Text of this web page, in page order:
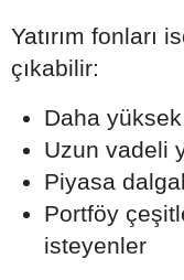
Yatırım fonları
çıkabilir:
Daha
Uzun vadeli
Piyasa
Portföy
isteyenler